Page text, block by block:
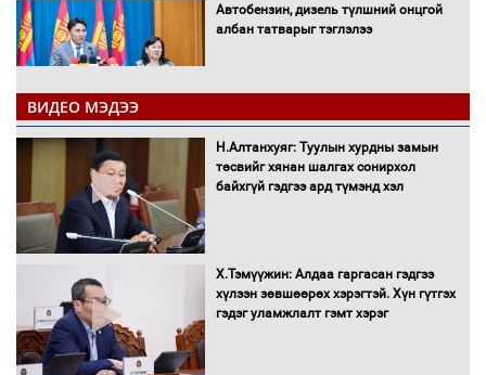
Автобензин, дизель түлшний онцгой
албан татварыг тэглэлээ
Санхүүгийн хэмнэлтийн горимд эрүүл
мэндийн салбар хамаарахгүй
Нөөцийн махны худалдаа,
борлуулалтыг нээлттэй ил тод
болгоно
ВИДЕО МЭДЭЭ
Н.Алтанхуяг: Туулын хурдны замын
төсвийг хянан шалгах сонирхол
байхгүй гэдгээ ард түмэнд хэл
Х.Тэмүүжин: Алдаа гаргасан гэдгээ
хүлээн зөвшөөрөх хэрэгтэй. Хүн гүтгэх
гэдэг уламжлалт гэмт хэрэг